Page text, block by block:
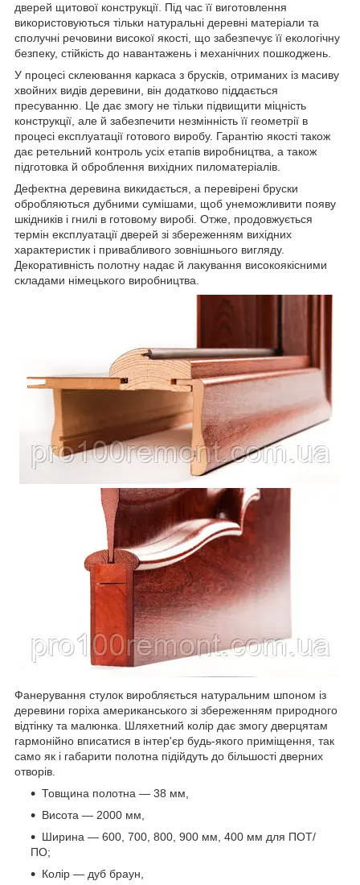
дверей щитової конструкції. Під час її виготовлення
використовуються тільки натуральні деревні матеріали та
сполучні речовини високої якості, що забезпечує її екологічну
безпеку, стійкість до навантажень і механічних пошкоджень.
У процесі склеювання каркаса з брусків, отриманих із масиву
хвойних видів деревини, він додатково піддається
пресуванню. Це дає змогу не тільки підвищити міцність
конструкції, але й забезпечити незмінність її геометрії в
процесі експлуатації готового виробу. Гарантію якості також
дає ретельний контроль усіх етапів виробництва, а також
підготовка й оброблення вихідних пиломатеріалів.
Дефектна деревина викидається, а перевірені бруски
обробляються дубними сумішами, щоб унеможливити появу
шкідників і гнилі в готовому виробі. Отже, продовжується
термін експлуатації дверей зі збереженням вихідних
характеристик і привабливого зовнішнього вигляду.
Декоративність полотну надає й лакування високоякісними
складами німецького виробництва.
Фанерування стулок виробляється натуральним шпоном із
деревини горіха американського зі збереженням природного
відтінку та малюнка. Шляхетний колір дає змогу дверцятам
гармонійно вписатися в інтер'єр будь-якого приміщення, так
само як і габарити полотна підійдуть до більшості дверних
отворів.
Товщина полотна — 38 мм,
Висота — 2000 мм,
Ширина — 600, 700, 800, 900 мм, 400 мм для ПОТ/
ПО;
Колір — дуб браун,